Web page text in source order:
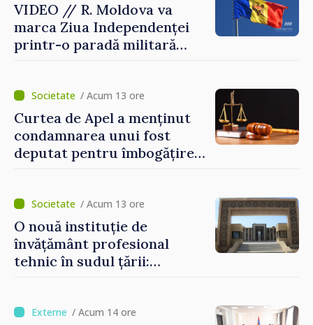
VIDEO // R. Moldova va
marca Ziua Independenței
printr-o paradă militară
eforturile pentru
consolidarea capacităților
de apărare”
/ Acum 13 ore
Curtea de Apel a menținut
condamnarea unui fost
deputat pentru îmbogățire
de lei
/ Acum 13 ore
O nouă instituție de
învățământ profesional
tehnic în sudul țării:
turc la Comrat
/ Acum 14 ore